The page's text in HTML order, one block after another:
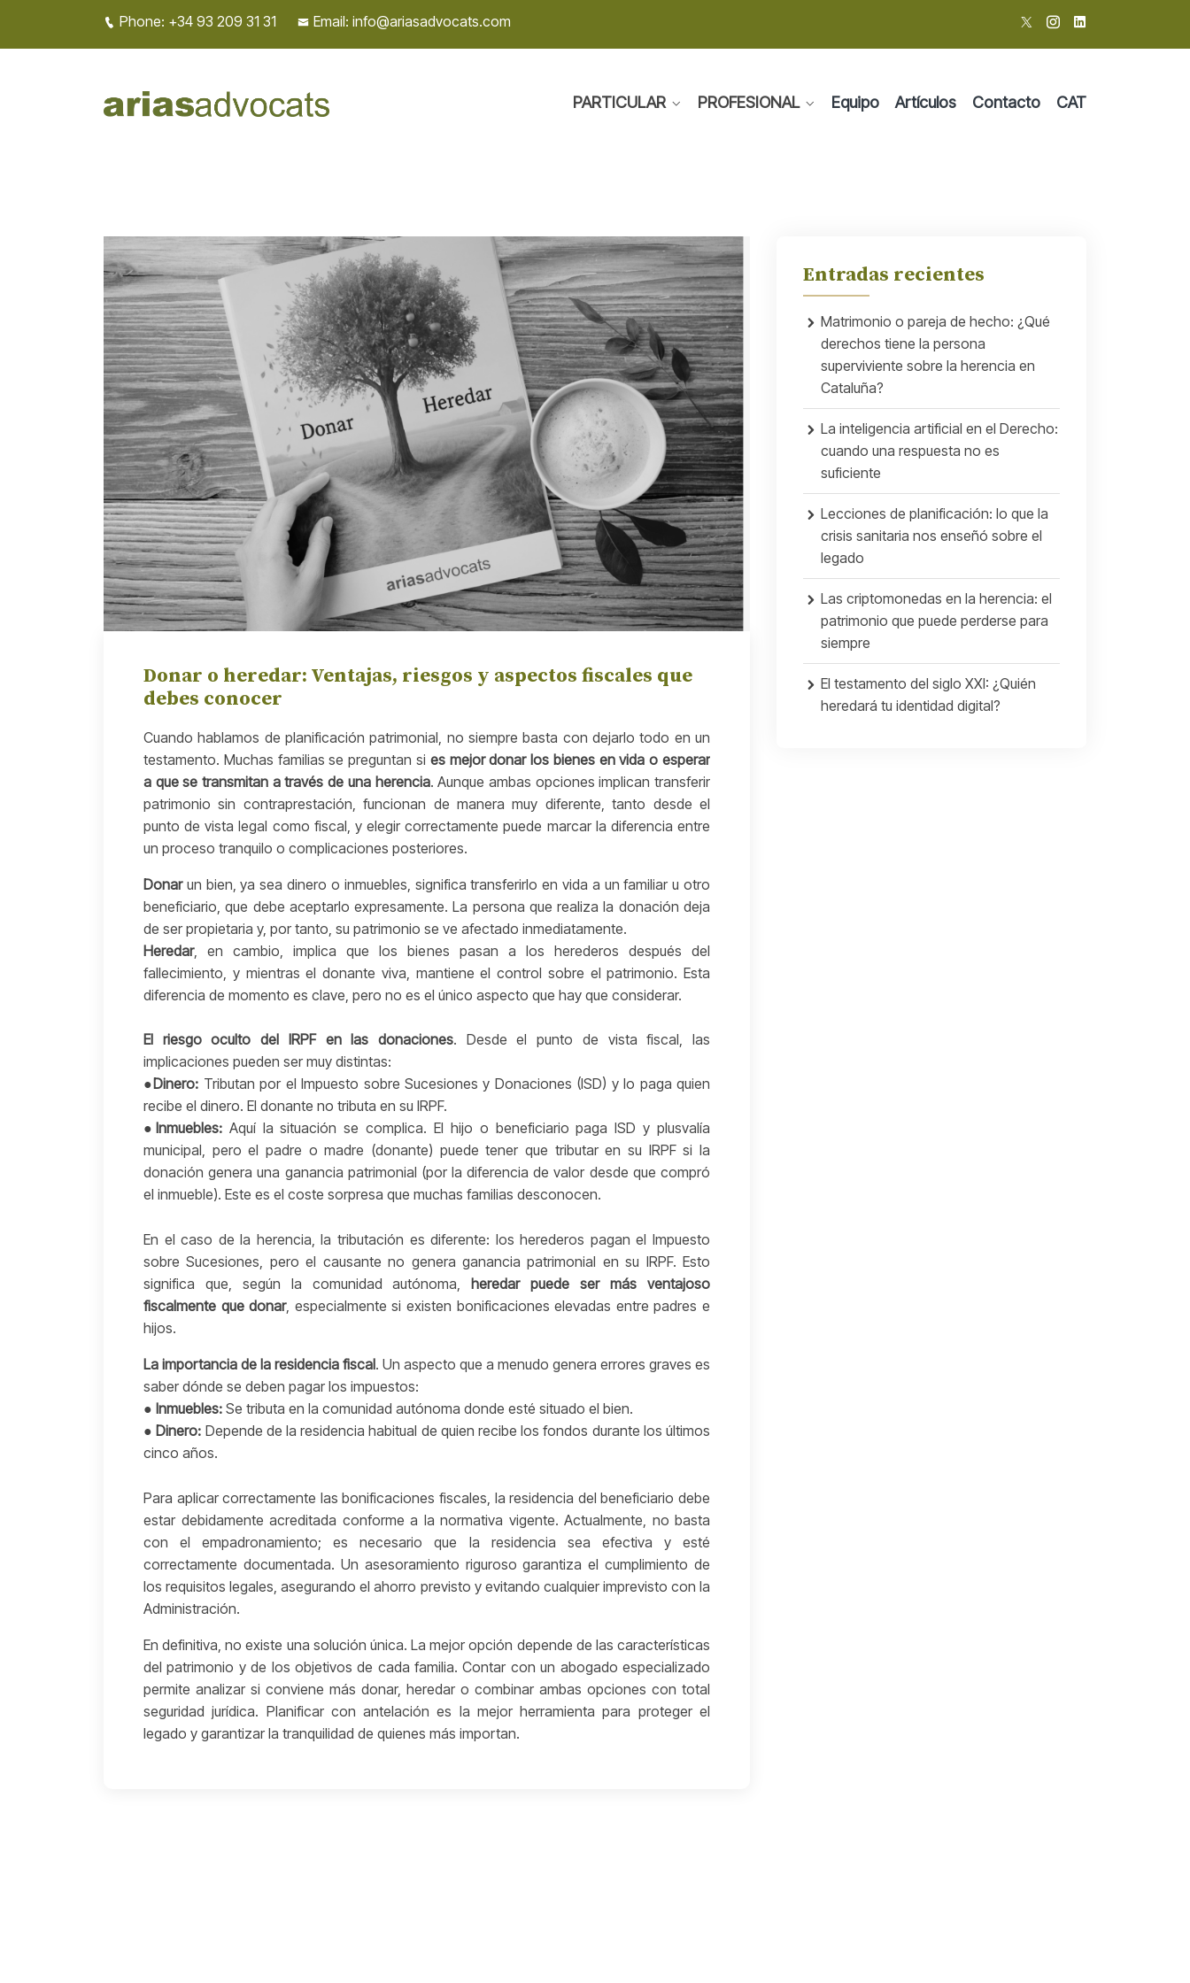
Phone: +34 93 209 31 31 Email: info@ariasadvocats.com
PARTICULAR PROFESIONAL Equipo Artículos Contacto CAT
Donar o heredar: Ventajas, riesgos y aspectos fiscales que
debes conocer
Cuando hablamos de planificación patrimonial, no siempre basta con dejarlo todo en un
testamento. Muchas familias se preguntan si es mejor donar los bienes en vida o esperar
a que se transmitan a través de una herencia. Aunque ambas opciones implican transferir
patrimonio sin contraprestación, funcionan de manera muy diferente, tanto desde el
punto de vista legal como fiscal, y elegir correctamente puede marcar la diferencia entre
un proceso tranquilo o complicaciones posteriores.
Donar un bien, ya sea dinero o inmuebles, significa transferirlo en vida a un familiar u otro
beneficiario, que debe aceptarlo expresamente. La persona que realiza la donación deja
de ser propietaria y, por tanto, su patrimonio se ve afectado inmediatamente.
Heredar, en cambio, implica que los bienes pasan a los herederos después del
fallecimiento, y mientras el donante viva, mantiene el control sobre el patrimonio. Esta
diferencia de momento es clave, pero no es el único aspecto que hay que considerar.
El riesgo oculto del IRPF en las donaciones. Desde el punto de vista fiscal, las
implicaciones pueden ser muy distintas:
● Dinero: Tributan por el Impuesto sobre Sucesiones y Donaciones (ISD) y lo paga quien
recibe el dinero. El donante no tributa en su IRPF.
● Inmuebles:Aquí la situación se complica. El hijo o beneficiario paga ISD y plusvalía
municipal, pero el padre o madre (donante) puede tener que tributar en su IRPF si la
donación genera una ganancia patrimonial (por la diferencia de valor desde que compró
el inmueble). Este es el coste sorpresa que muchas familias desconocen.
En el caso de la herencia, la tributación es diferente: los herederos pagan el Impuesto
sobre Sucesiones, pero el causante no genera ganancia patrimonial en su IRPF. Esto
significa que, según la comunidad autónoma, heredar puede ser más ventajoso
fiscalmente que donar, especialmente si existen bonificaciones elevadas entre padres e
hijos.
La importancia de la residencia fiscal. Un aspecto que a menudo genera errores graves es
saber dónde se deben pagar los impuestos:
● Inmuebles: Se tributa en la comunidad autónoma donde esté situado el bien.
● Dinero: Depende de la residencia habitual de quien recibe los fondos durante los últimos
cinco años.
Para aplicar correctamente las bonificaciones fiscales, la residencia del beneficiario debe
estar debidamente acreditada conforme a la normativa vigente. Actualmente, no basta
con el empadronamiento; es necesario que la residencia sea efectiva y esté
correctamente documentada. Un asesoramiento riguroso garantiza el cumplimiento de
los requisitos legales, asegurando el ahorro previsto y evitando cualquier imprevisto con la
Administración.
En definitiva, no existe una solución única. La mejor opción depende de las características
del patrimonio y de los objetivos de cada familia. Contar con un abogado especializado
permite analizar si conviene más donar, heredar o combinar ambas opciones con total
seguridad jurídica. Planificar con antelación es la mejor herramienta para proteger el
legado y garantizar la tranquilidad de quienes más importan.
Entradas recientes
Matrimonio o pareja de hecho: ¿Qué
derechos tiene la persona
superviviente sobre la herencia en
Cataluña?
La inteligencia artificial en el Derecho:
cuando una respuesta no es
suficiente
Lecciones de planificación: lo que la
crisis sanitaria nos enseñó sobre el
legado
Las criptomonedas en la herencia: el
patrimonio que puede perderse para
siempre
El testamento del siglo XXI: ¿Quién
heredará tu identidad digital?